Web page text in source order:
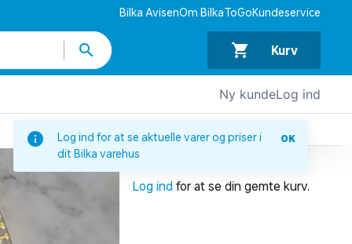
Log ind for at se aktuelle varer og priser i
dit Bilka varehus
OK
Bilka AvisenOm BilkaToGoKundeservice
Kurv
Ny kundeLog ind
Log ind for at se din gemte kurv.